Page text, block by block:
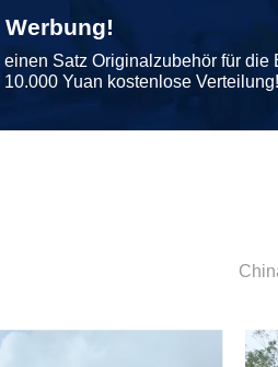
Satz Originalzubehör für die
10.000 Yuan kostenlose Verteilung!